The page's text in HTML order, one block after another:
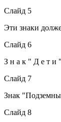
Слайд 5
Эти знаки
Слайд 6
З н а к " Д е т и
Слайд 7
Знак
Слайд 8